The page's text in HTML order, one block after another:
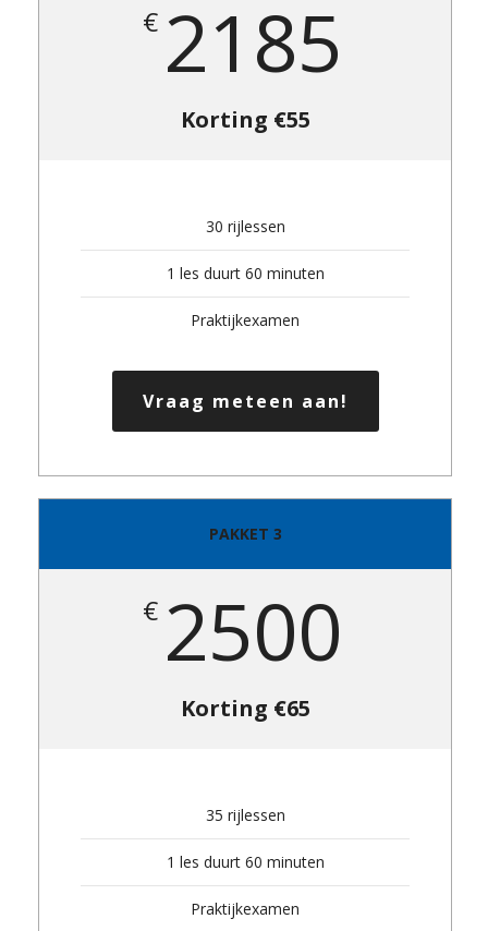
€ 2185
Korting €55
30 rijlessen
1 les duurt 60 minuten
Praktijkexamen
Vraag meteen aan!
PAKKET 3
€ 2500
Korting €65
35 rijlessen
1 les duurt 60 minuten
Praktijkexamen